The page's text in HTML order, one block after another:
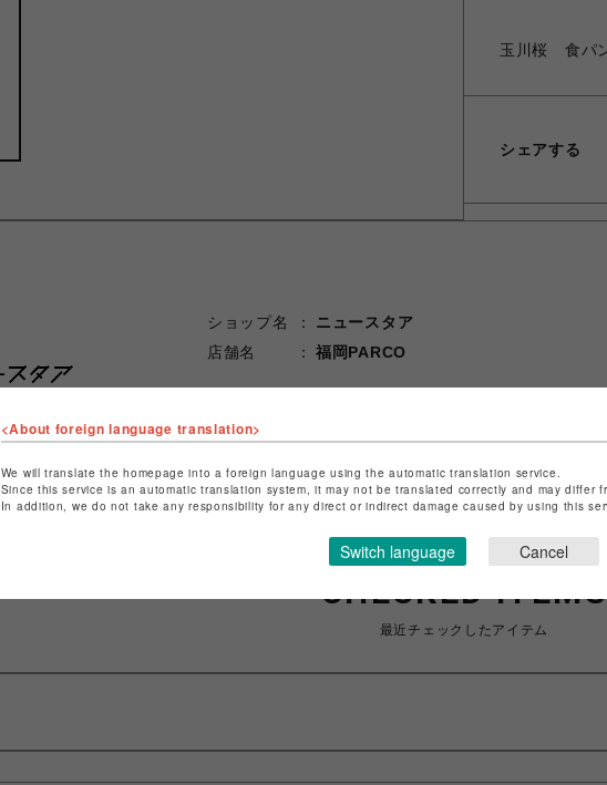
玉川桜 食パ
シェアする
ショップ名
ニュースタア
店舗名
福岡PARCO
ショップお問い合わせは
CHECKED ITEMS
最近チェックしたアイテム
<About foreign language translation>
We will translate the homepage into a foreign language using the automatic translation service.
Since this service is an automatic translation system, it may not be translated correctly and may differ
In addition, we do not take any responsibility for any direct or indirect damage caused by using this
Switch language Cancel